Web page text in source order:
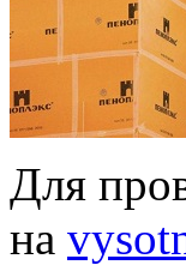
Для
на